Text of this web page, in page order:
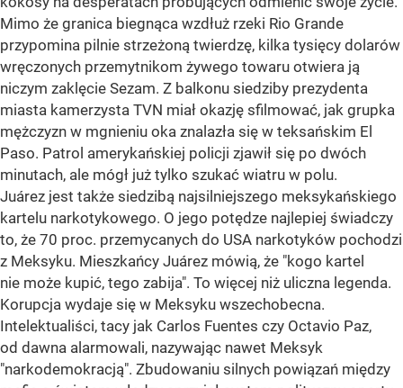
Mimo że granica biegnąca wzdłuż rzeki Rio Grande
przypomina pilnie strzeżoną twierdzę, kilka tysięcy dolarów
wręczonych przemytnikom żywego towaru otwiera ją
niczym zaklęcie Sezam. Z balkonu siedziby prezydenta
miasta kamerzysta TVN miał okazję sfilmować, jak grupka
mężczyzn w mgnieniu oka znalazła się w teksańskim El
Paso. Patrol amerykańskiej policji zjawił się po dwóch
minutach, ale mógł już tylko szukać wiatru w polu.
Juárez jest także siedzibą najsilniejszego meksykańskiego
kartelu narkotykowego. O jego potędze najlepiej świadczy
to, że 70 proc. przemycanych do USA narkotyków pochodzi
z Meksyku. Mieszkańcy Juárez mówią, że "kogo kartel
nie może kupić, tego zabija". To więcej niż uliczna legenda.
Korupcja wydaje się w Meksyku wszechobecna.
Intelektualiści, tacy jak Carlos Fuentes czy Octavio Paz,
od dawna alarmowali, nazywając nawet Meksyk
"narkodemokracją". Zbudowaniu silnych powiązań między